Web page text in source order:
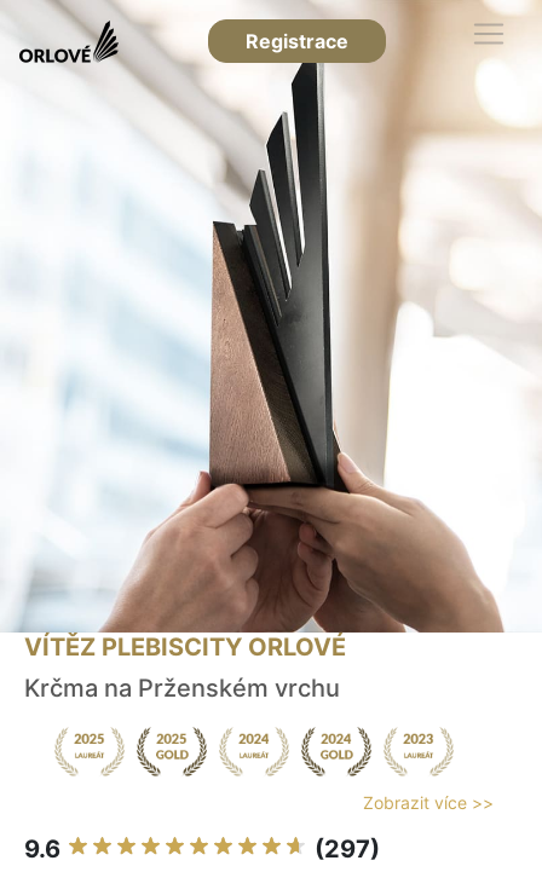
Registrace
VÍTĚZ PLEBISCITY ORLOVÉ
Krčma na Prženském vrchu
Zobrazit více >>
9.6 (297)